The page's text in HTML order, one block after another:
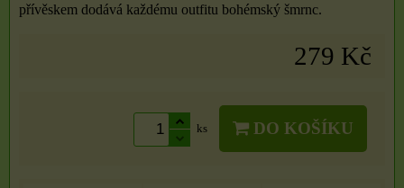
přívěskem dodává každému outfitu bohémský šmrnc.
279 Kč
ks DO KOŠÍKU